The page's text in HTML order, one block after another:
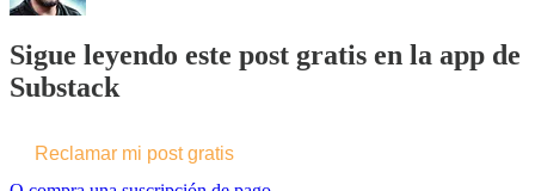
Sigue leyendo este post gratis en la app de
Substack
Reclamar mi post gratis